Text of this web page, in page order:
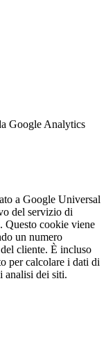
Google Analytics
a Google Universal
del servizio di
Questo cookie viene
un numero
cliente. È incluso
per calcolare i dati di
analisi dei siti.